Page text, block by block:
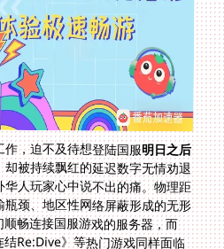
，迫不及待想登陆国服明日之后
被持续飘红的延迟数字无情劝退
人玩家心中说不出的痛。物理距
颈、地区性网络屏蔽形成的无形
顺畅连接国服游戏的服务器，而
结Re:Dive》等热门游戏同样面临